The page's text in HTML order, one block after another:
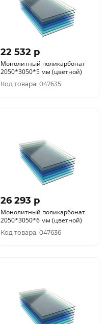
22 532 p
Монолитный поликарбонат
2050*3050*5 мм (цветной)
Код товара: 047635
26 293 p
Монолитный поликарбонат
2050*3050*6 мм (цветной)
Код товара: 047636